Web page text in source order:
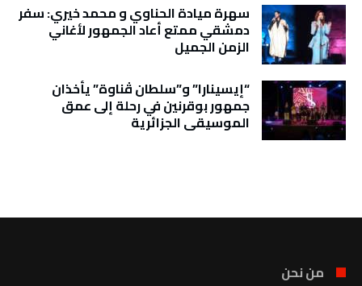
سهرة ميادة الحناوي و محمد خيري: سفر
دمشقي ممتع أعاد الجمهور لأغاني
الزمن الجميل
“إيسينارا” و”سلطان ڤناوة” يأخذان
جمهور بوقرنين في رحلة إلى عمق
الموسيقى الجزائرية
من نحن